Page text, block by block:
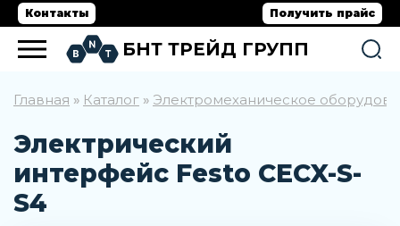
Контакты Получить прайс
БНТ ТРЕЙД ГРУПП
Главная » Каталог » Электромеханическое
Электрический
интерфейс Festo CECX-S-
S4